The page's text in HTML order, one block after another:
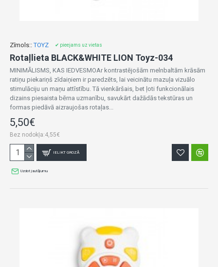
Zīmols:: TOYZ ✔ pieejams uz vietas
Rotaļlieta BLACK&WHITE LION Toyz-034
MINIMĀLISMS, KAS IEDVESMOAr kontrastējošām melnbaltām krāsām
ratiņu piekariņš zīdaiņiem ir paredzēts, lai veicinātu mazuļa vizuālo
stimulāciju un maņu attīstību. Tā vienkāršais, bet ļoti funkcionālais
dizains piesaista bērna uzmanību, savukārt dažādās tekstūras un
formas piedāvā aizraujošas rotaļas...
5,50€
Bez nodokļa:4,55€
IELIKT GROZĀ
Uzdot jautājumu